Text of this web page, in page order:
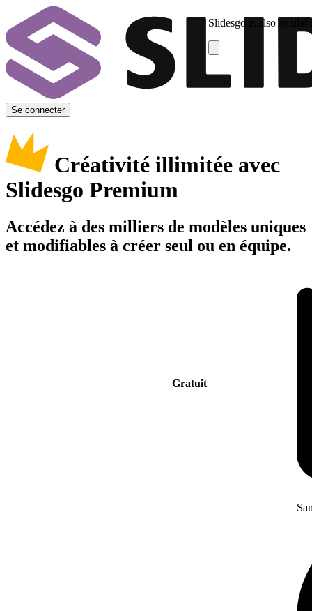
Slidesgo is also
Se connecter
Créativité illimitée avec
Slidesgo Premium
Accédez à des milliers de modèles uniques
et modifiables à créer seul ou en équipe.
Gratuit